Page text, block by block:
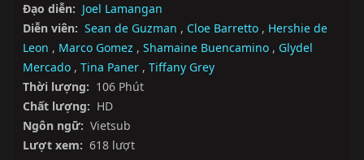
Đạo diễn: Joel Lamangan
Diễn viên: Sean de Guzman , Cloe Barretto , Hershie de
Leon , Marco Gomez , Shamaine Buencamino , Glydel
Mercado , Tina Paner , Tiffany Grey
Thời lượng: 106 Phút
Chất lượng: HD
Ngôn ngữ: Vietsub
Lượt xem: 618 lượt